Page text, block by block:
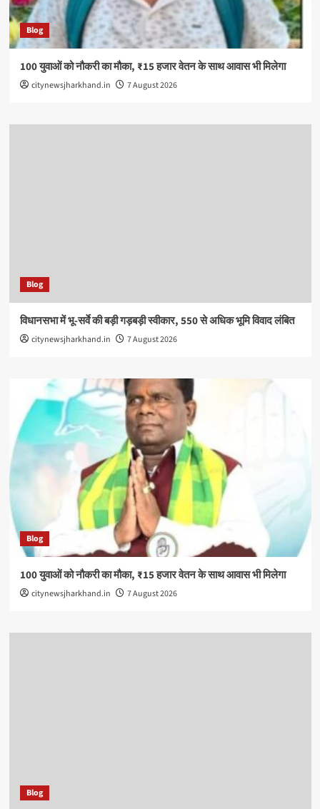
Blog
100 युवाओं को नौकरी का मौका, ₹15 हजार वेतन के साथ आवास भी मिलेगा
citynewsjharkhand.in 7 August 2026
Blog
विधानसभा में भू-सर्वे की बड़ी गड़बड़ी स्वीकार, 550 से अधिक भूमि विवाद लंबित
citynewsjharkhand.in 7 August 2026
Blog
100 युवाओं को नौकरी का मौका, ₹15 हजार वेतन के साथ आवास भी मिलेगा
citynewsjharkhand.in 7 August 2026
Blog